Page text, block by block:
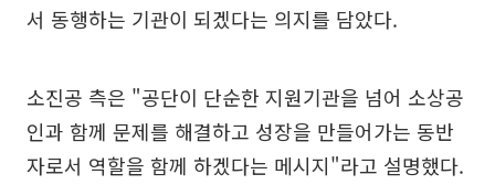
서 동행하는 기관이 되겠다는 의지를 담았다.
소진공 측은 "공단이 단순한 지원기관을 넘어 소상공
인과 함께 문제를 해결하고 성장을 만들어가는 동반
자로서 역할을 함께 하겠다는 메시지"라고 설명했다.